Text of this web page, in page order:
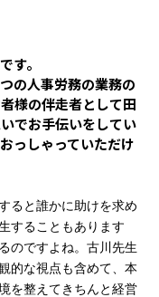
す。
の人事労務の業務の
様の伴走者として田
でお手伝いをしてい
っしゃっていただけ
ると誰かに助けを求め
することもあります
のですよね。 古川先生
的な視点も含めて、本
を整えてきちんと経営